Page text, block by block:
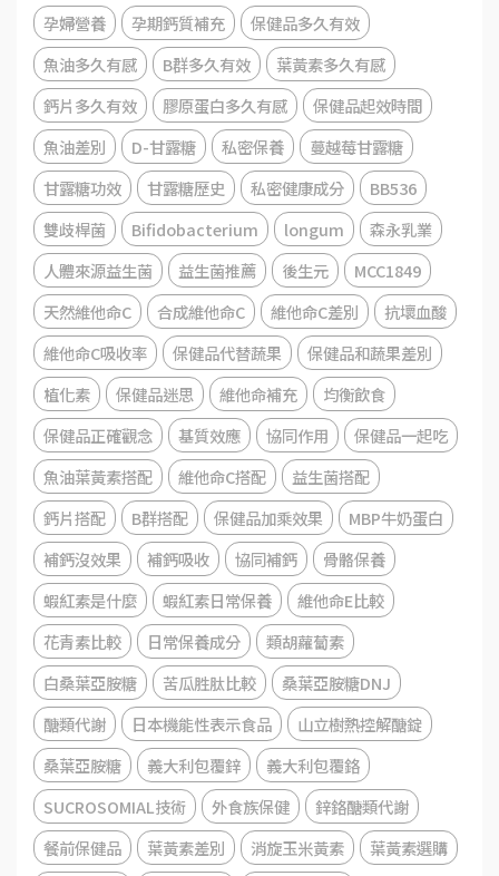
孕婦營養
孕期鈣質補充
保健品多久有效
魚油多久有感
B群多久有效
葉黃素多久有感
鈣片多久有效
膠原蛋白多久有感
保健品起效時間
魚油差別
D-甘露糖 私密保養
蔓越莓甘露糖
甘露糖功效
甘露糖歷史 私密健康成分
BB536
雙歧桿菌
Bifidobacterium longum
森永乳業
人體來源益生菌
益生菌推薦 後生元
MCC1849
天然維他命C
合成維他命C 維他命C差別
抗壞血酸
維他命C吸收率
保健品代替蔬果
保健品和蔬果差別
植化素
保健品迷思 維他命補充
均衡飲食
保健品正確觀念
基質效應 協同作用
保健品一起吃
魚油葉黃素搭配
維他命C搭配
益生菌搭配
鈣片搭配
B群搭配 保健品加乘效果
MBP牛奶蛋白
補鈣沒效果
補鈣吸收 協同補鈣
骨骼保養
蝦紅素是什麼
蝦紅素日常保養
維他命E比較
花青素比較
日常保養成分
類胡蘿蔔素
白桑葉亞胺糖
苦瓜胜肽比較
桑葉亞胺糖DNJ
醣類代謝
日本機能性表示食品
山立樹熱控解醣錠
桑葉亞胺糖
義大利包覆鋅
義大利包覆鉻
SUCROSOMIAL技術
外食族保健
鋅鉻醣類代謝
餐前保健品
葉黃素差別 消旋玉米黃素
葉黃素選購